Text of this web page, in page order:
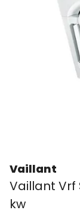
Vaillant
Vaillant Vrf
kw